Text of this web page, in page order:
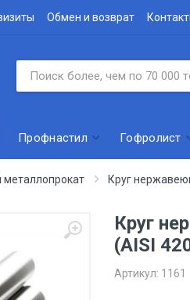
Обмен и возврат
Профнастил Гофролист
Круг
Круг
(AISI
Артикул: 1161